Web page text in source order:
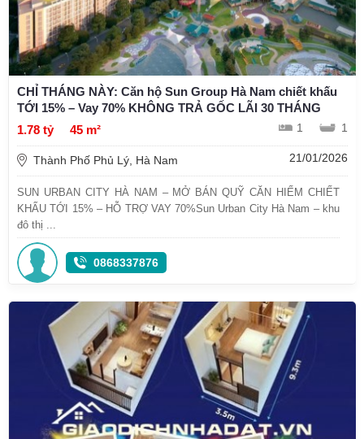
CHỈ THÁNG NÀY: Căn hộ Sun Group Hà Nam chiết khấu
TỚI 15% – Vay 70% KHÔNG TRẢ GỐC LÃI 30 THÁNG
1.78 tỷ
45 m² 1 1
Thành Phố Phủ Lý, Hà Nam 21/01/2026
SUN URBAN CITY HÀ NAM – MỞ BÁN QUỸ CĂN HIẾM CHIẾT
KHẤU TỚI 15% – HỖ TRỢ VAY 70%Sun Urban City Hà Nam – khu
đô thị ...
0868337876